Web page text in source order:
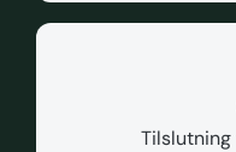
Tilslutning